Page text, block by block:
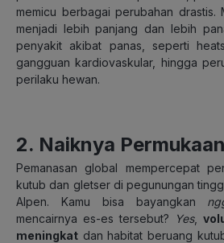
memicu berbagai perubahan drastis.
menjadi lebih panjang dan lebih
penyakit akibat panas, seperti
gangguan kardiovaskular, hingga
perilaku hewan.
2. Naiknya
Pemanasan global mempercepat
kutub dan gletser di pegunungan
Alpen. Kamu bisa bayangkan
mencairnya es-es tersebut?
Yes,
meningkat dan habitat beruang